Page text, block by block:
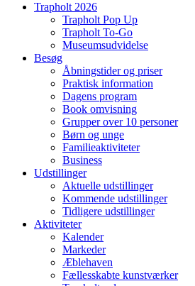
Trapholt 2026
Trapholt Pop Up
Trapholt To-Go
Museumsudvidelse
Besøg
Åbningstider og priser
Praktisk information
Dagens program
Book omvisning
Grupper over 10 personer
Børn og unge
Familieaktiviteter
Business
Udstillinger
Aktuelle udstillinger
Kommende udstillinger
Tidligere udstillinger
Aktiviteter
Kalender
Markeder
Æblehaven
Fællesskabte kunstværker